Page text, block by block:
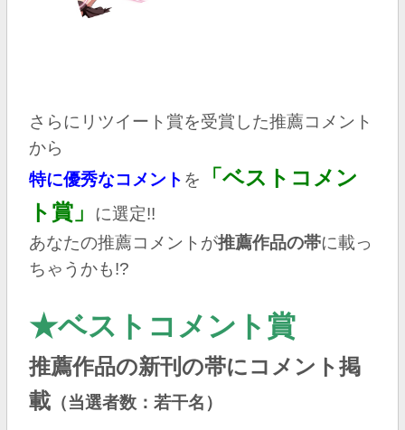
さらにリツイート賞を受賞した推薦コメント
から
特に優秀なコメント を
「ベストコメン
ト賞」
に選定!!
あなたの推薦コメントが推薦作品の帯に載っ
ちゃうかも!?
★ベストコメント賞
推薦作品の新刊の帯にコメント掲
載（当選者数：若干名）